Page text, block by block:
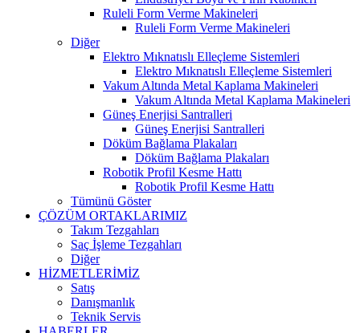
Ruleli Form Verme Makineleri
Ruleli Form Verme Makineleri
Diğer
Elektro Mıknatıslı Elleçleme Sistemleri
Elektro Mıknatıslı Elleçleme Sistemleri
Vakum Altında Metal Kaplama Makineleri
Vakum Altında Metal Kaplama Makineleri
Güneş Enerjisi Santralleri
Güneş Enerjisi Santralleri
Döküm Bağlama Plakaları
Döküm Bağlama Plakaları
Robotik Profil Kesme Hattı
Robotik Profil Kesme Hattı
Tümünü Göster
ÇÖZÜM ORTAKLARIMIZ
Takım Tezgahları
Saç İşleme Tezgahları
Diğer
HİZMETLERİMİZ
Satış
Danışmanlık
Teknik Servis